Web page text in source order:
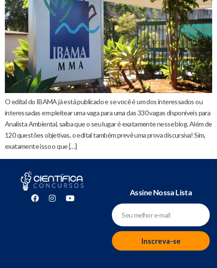
O edital do IBAMA já está publicado e se você é um dos interessados ou
interessadas em pleitear uma vaga para uma das 330 vagas disponíveis para
Analista Ambiental, saiba que o seu lugar é exatamente nesse blog. Além de
120 questões objetivas, o edital também prevê uma prova discursiva! Sim,
exatamente isso o que […]
Assine Nossa Lista
Inscreva-se